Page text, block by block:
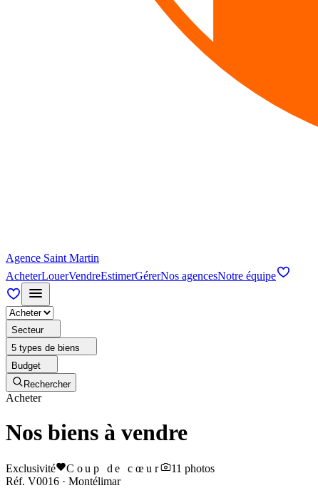
Agence Saint Martin
AcheterLouerVendreEstimerGérerNos agencesNotre équipe
Secteur
5 types de biens
Budget
Rechercher
Acheter
Nos biens à vendre
Exclusivité Coup de cœur 11 photos
Réf. V0016 · Montélimar